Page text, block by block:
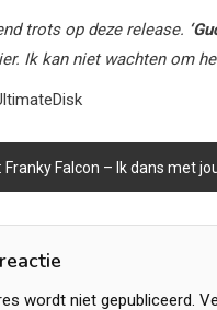
trots op deze release.
Ik kan niet wachten om
Franky Falcon – Ik dans met jou de
wordt niet gepubliceerd.